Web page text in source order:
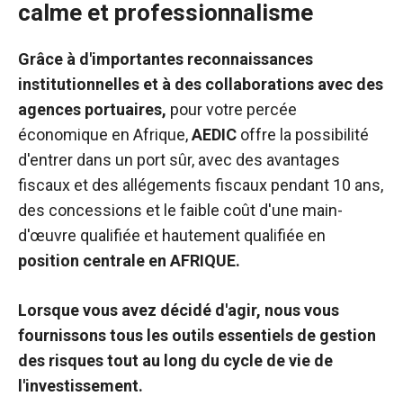
calme et professionnalisme
Grâce à d'importantes reconnaissances
institutionnelles et à des collaborations avec des
agences portuaires, pour votre percée
économique en Afrique,AEDIC offre la possibilité
d'entrer dans un port sûr, avec des avantages
fiscaux et des allégements fiscaux pendant 10 ans,
des concessions et le faible coût d'une main-
d'œuvre qualifiée et hautement qualifiée en
position centrale en AFRIQUE.
Lorsque vous avez décidé d'agir, nous vous
fournissons tous les outils essentiels de gestion
des risques tout au long du cycle de vie de
l'investissement.